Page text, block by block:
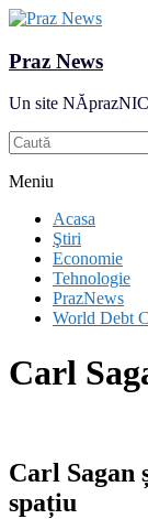
Praz News
Un site NĂprazNIC
Meniu
Acasa
Ştiri
Economie
Tehnologie
PrazNews
World Debt
Carl
Carl Sagan
spațiu